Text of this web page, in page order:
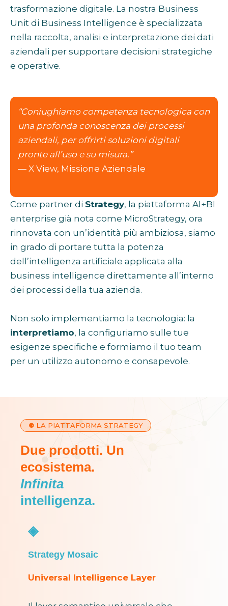
trasformazione digitale. La nostra Business
Unit di Business Intelligence è specializzata
nella raccolta, analisi e interpretazione dei dati
aziendali per supportare decisioni strategiche
e operative.
“Coniughiamo competenza tecnologica con
una profonda conoscenza dei processi
aziendali, per offrirti soluzioni digitali
pronte all’uso e su misura.”
— X View, Missione Aziendale
Come partner di Strategy, la piattaforma AI+BI
enterprise già nota come MicroStrategy, ora
rinnovata con un’identità più ambiziosa, siamo
in grado di portare tutta la potenza
dell’intelligenza artificiale applicata alla
business intelligence direttamente all’interno
dei processi della tua azienda.
Non solo implementiamo la tecnologia: la
interpretiamo, la configuriamo sulle tue
esigenze specifiche e formiamo il tuo team
per un utilizzo autonomo e consapevole.
⚈ LA PIATTAFORMA STRATEGY
Due prodotti. Un
ecosistema.
Infinita
intelligenza.
◈
Strategy Mosaic
Universal Intelligence Layer